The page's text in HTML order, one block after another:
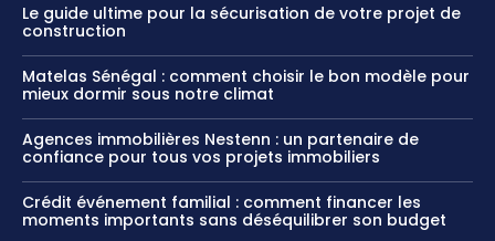
Le guide ultime pour la sécurisation de votre projet de
construction
Matelas Sénégal : comment choisir le bon modèle pour
mieux dormir sous notre climat
Agences immobilières Nestenn : un partenaire de
confiance pour tous vos projets immobiliers
Crédit événement familial : comment financer les
moments importants sans déséquilibrer son budget